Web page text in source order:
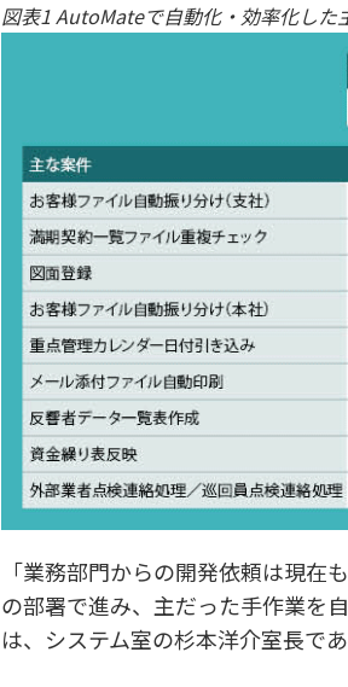
図表1 AutoMateで自動化・効率化した
「業務部門からの開発依頼は現在
の部署で進み、主だった手作業を
は、システム室の杉本洋介室長であ